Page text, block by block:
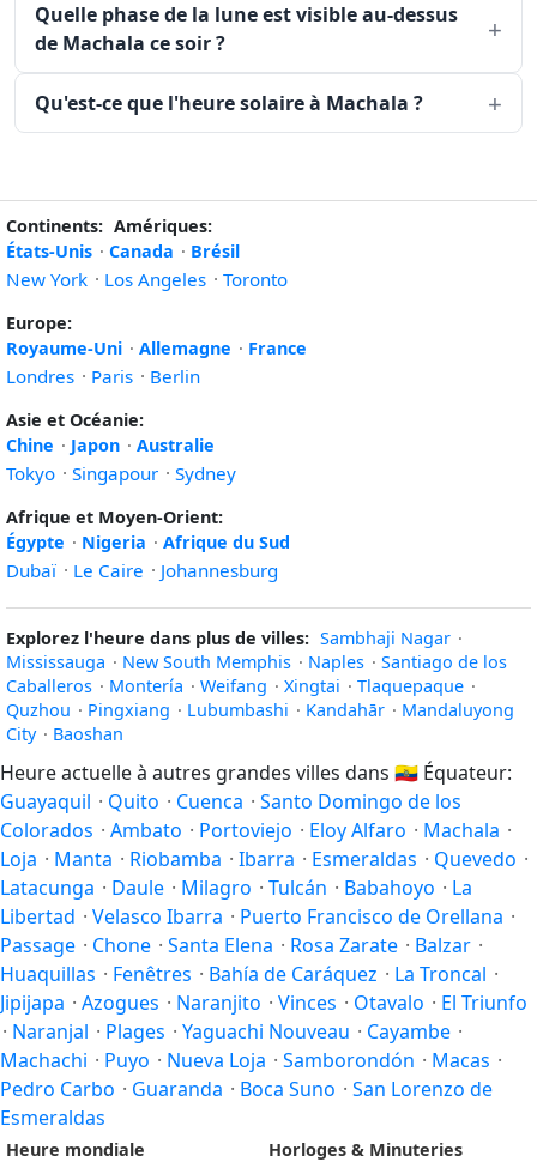
Quelle phase de la lune est visible au-dessus
de Machala ce soir ?
Qu'est-ce que l'heure solaire à Machala ?
Continents: Amériques:
États-Unis · Canada · Brésil
New York · Los Angeles · Toronto
Europe:
Royaume-Uni · Allemagne · France
Londres · Paris · Berlin
Asie et Océanie:
Chine · Japon · Australie
Tokyo · Singapour · Sydney
Afrique et Moyen-Orient:
Égypte · Nigeria · Afrique du Sud
Dubaï · Le Caire · Johannesburg
Explorez l'heure dans plus de villes: Sambhaji Nagar ·
Mississauga · New South Memphis · Naples · Santiago de los
Caballeros · Montería · Weifang · Xingtai · Tlaquepaque ·
Quzhou · Pingxiang · Lubumbashi · Kandahār · Mandaluyong
City · Baoshan
Heure actuelle à autres grandes villes dans 🇪🇨 Équateur:
Guayaquil · Quito · Cuenca · Santo Domingo de los
Colorados · Ambato · Portoviejo · Eloy Alfaro · Machala ·
Loja · Manta · Riobamba · Ibarra · Esmeraldas · Quevedo ·
Latacunga · Daule · Milagro · Tulcán · Babahoyo · La
Libertad · Velasco Ibarra · Puerto Francisco de Orellana ·
Passage · Chone · Santa Elena · Rosa Zarate · Balzar ·
Huaquillas · Fenêtres · Bahía de Caráquez · La Troncal ·
Jipijapa · Azogues · Naranjito · Vinces · Otavalo · El Triunfo
· Naranjal · Plages · Yaguachi Nouveau · Cayambe ·
Machachi · Puyo · Nueva Loja · Samborondón · Macas ·
Pedro Carbo · Guaranda · Boca Suno · San Lorenzo de
Esmeraldas
Heure mondiale
Horloges & Minuteries